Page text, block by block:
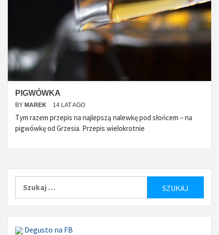
PIGWÓWKA
BY MAREK 14 LAT AGO
Tym razem przepis na najlepszą nalewkę pod słońcem – na
pigwówkę od Grzesia. Przepis wielokrotnie
Degusto na FB